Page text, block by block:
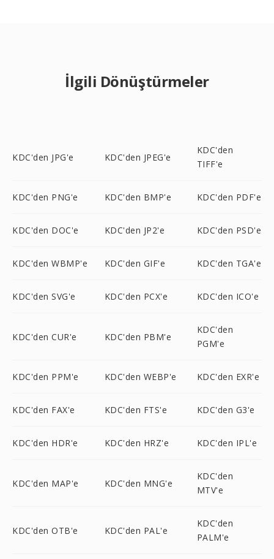
İlgili Dönüştürmeler
KDC'den JPG'e KDC'den JPEG'e
KDC'den
TIFF'e
KDC'den PNG'e KDC'den BMP'e KDC'den PDF'e
KDC'den DOC'e KDC'den JP2'e KDC'den PSD'e
KDC'den WBMP'e KDC'den GIF'e KDC'den TGA'e
KDC'den SVG'e KDC'den PCX'e KDC'den ICO'e
KDC'den CUR'e KDC'den PBM'e
KDC'den
PGM'e
KDC'den PPM'e KDC'den WEBP'e KDC'den EXR'e
KDC'den FAX'e KDC'den FTS'e KDC'den G3'e
KDC'den HDR'e KDC'den HRZ'e KDC'den IPL'e
KDC'den MAP'e KDC'den MNG'e
KDC'den
MTV'e
KDC'den OTB'e KDC'den PAL'e
KDC'den
PALM'e